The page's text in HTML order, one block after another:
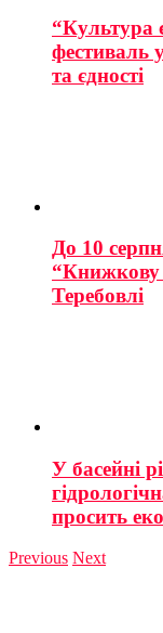
“Культура
фестиваль
та єдності
До 10
“Книжкову
Теребовлі
У басейні
просить
Previous Next